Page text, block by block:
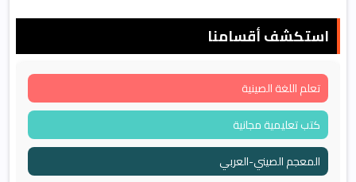
استكشف أقسامنا
تعلم اللغة الصينية
كتب تعليمية مجانية
المعجم الصيني-العربي